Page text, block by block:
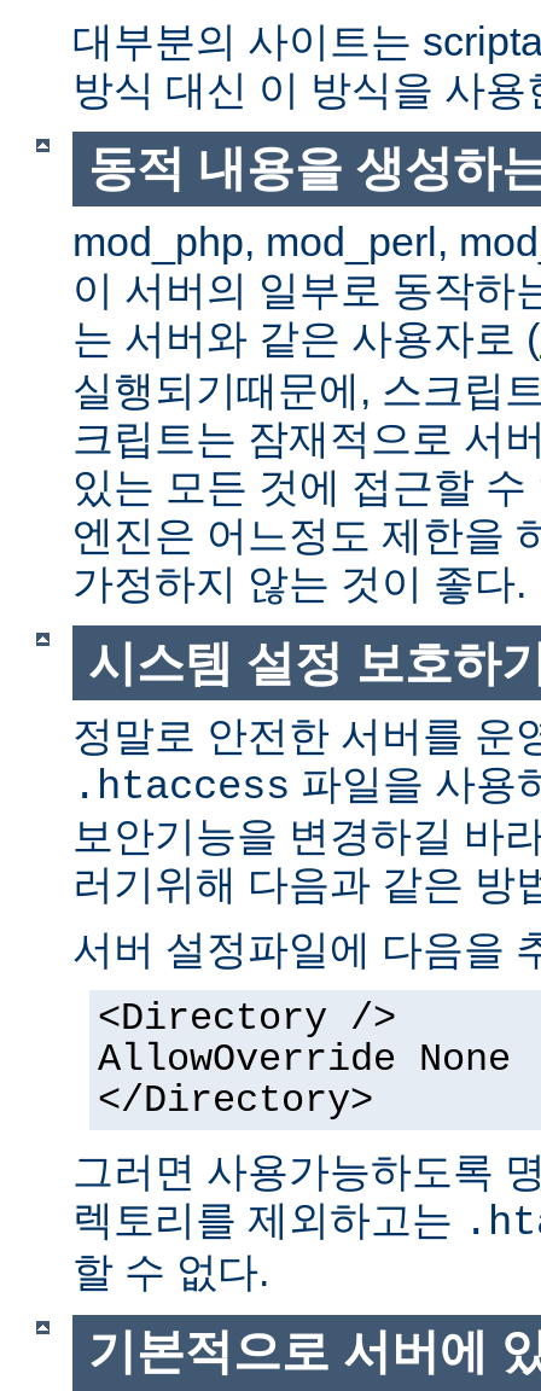
대부분의 사이트는
방식 대신 이 방식을 사용
동적 내용을 생성하
mod_php, mod_perl,
이 서버의 일부로 동작하
는 서버와 같은 사용자로 (
실행되기때문에, 스크립
크립트는 잠재적으로 서
있는 모든 것에 접근할
엔진은 어느정도 제한을
가정하지 않는 것이 좋다.
시스템 설정 보호하
정말로 안전한 서버를 운
.htaccess 파일을 사용
보안기능을 변경하길 바
러기위해 다음과 같은 방
서버 설정파일에 다음을
<Directory />
AllowOverride None
</Directory>
그러면 사용가능하도록
렉토리를 제외하고는
할 수 없다.
기본적으로 서버에